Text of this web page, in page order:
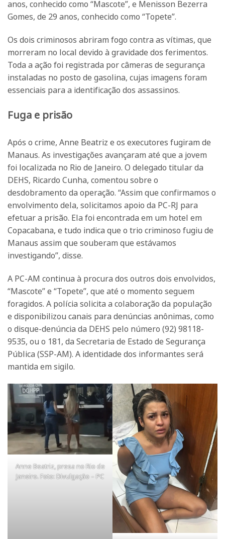
anos, conhecido como “Mascote”, e Menisson Bezerra
Gomes, de 29 anos, conhecido como “Topete”.
Os dois criminosos abriram fogo contra as vítimas, que
morreram no local devido à gravidade dos ferimentos.
Toda a ação foi registrada por câmeras de segurança
instaladas no posto de gasolina, cujas imagens foram
essenciais para a identificação dos assassinos.
Fuga e prisão
Após o crime, Anne Beatriz e os executores fugiram de
Manaus. As investigações avançaram até que a jovem
foi localizada no Rio de Janeiro. O delegado titular da
DEHS, Ricardo Cunha, comentou sobre o
desdobramento da operação. “Assim que confirmamos o
envolvimento dela, solicitamos apoio da PC-RJ para
efetuar a prisão. Ela foi encontrada em um hotel em
Copacabana, e tudo indica que o trio criminoso fugiu de
Manaus assim que souberam que estávamos
investigando”, disse.
A PC-AM continua à procura dos outros dois envolvidos,
“Mascote” e “Topete”, que até o momento seguem
foragidos. A polícia solicita a colaboração da população
e disponibilizou canais para denúncias anônimas, como
o disque-denúncia da DEHS pelo número (92) 98118-
9535, ou o 181, da Secretaria de Estado de Segurança
Pública (SSP-AM). A identidade dos informantes será
mantida em sigilo.
Anne Beatriz, presa no Rio de
Janeiro. Foto: Divulgação – PC